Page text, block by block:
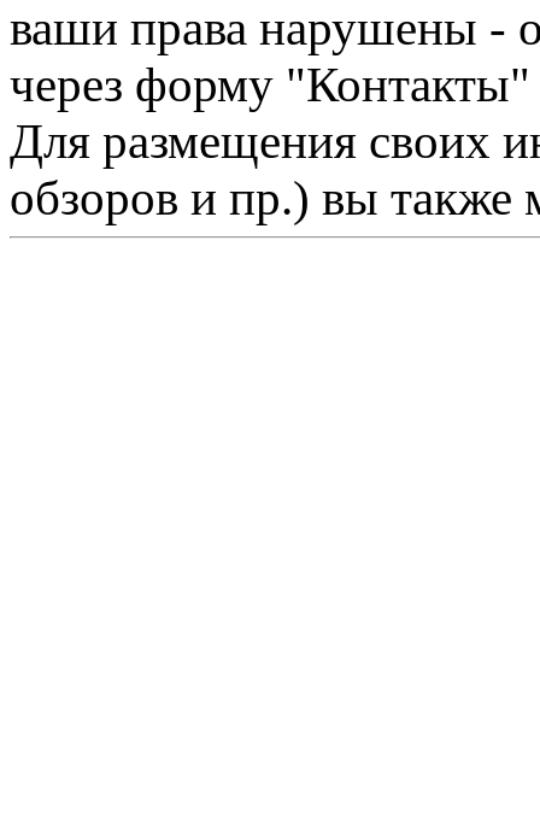
ваши права нарушены -
через форму "Контакты"
Для размещения своих
обзоров и пр.) вы также